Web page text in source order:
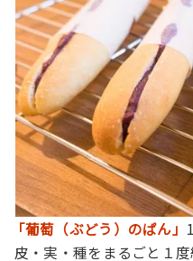
「葡萄（ぶどう）のぱん」
皮・実・種をまるごと１